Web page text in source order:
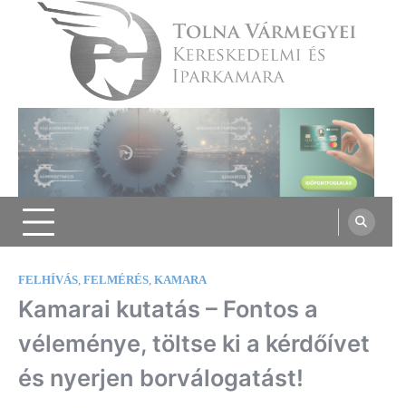
Tolna Vármegyei Kereskedelmi és
Iparkamara
FELHÍVÁS, FELMÉRÉS, KAMARA
Kamarai kutatás – Fontos a
véleménye, töltse ki a kérdőívet
és nyerjen borválogatást!